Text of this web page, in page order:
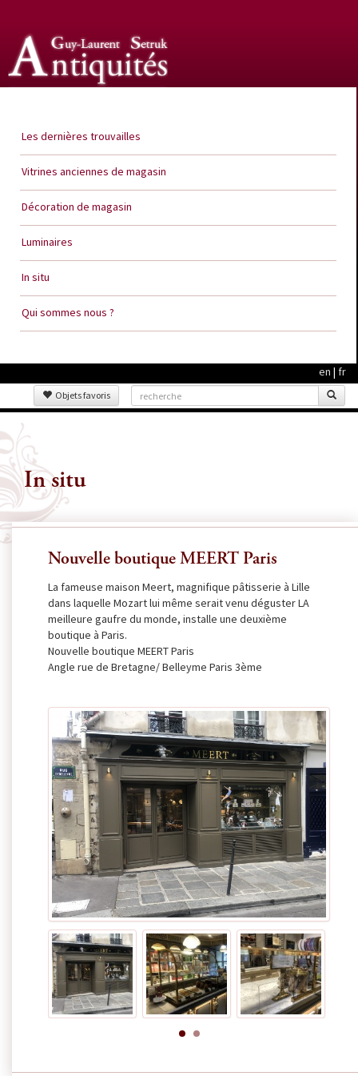
Les dernières trouvailles
Vitrines anciennes de magasin
Décoration de magasin
Luminaires
In situ
Qui sommes nous ?
en | fr
Objets favoris
In situ
Nouvelle boutique MEERT Paris
La fameuse maison Meert, magnifique pâtisserie à Lille
dans laquelle Mozart lui même serait venu déguster LA
meilleure gaufre du monde, installe une deuxième
boutique à Paris.
Nouvelle boutique MEERT Paris
Angle rue de Bretagne/ Belleyme Paris 3ème